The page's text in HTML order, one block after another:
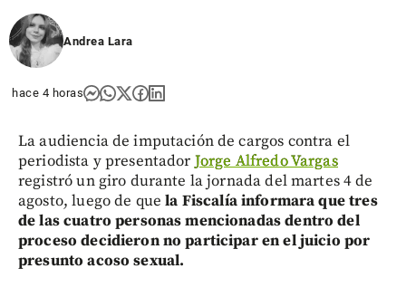
Andrea Lara
hace 4 horas
La audiencia de imputación de cargos contra el
periodista y presentador Jorge Alfredo Vargas
registró un giro durante la jornada del martes 4 de
agosto, luego de quela Fiscalía informara que tres
de las cuatro personas mencionadas dentro del
proceso decidieron no participar en el juicio por
presunto acoso sexual.